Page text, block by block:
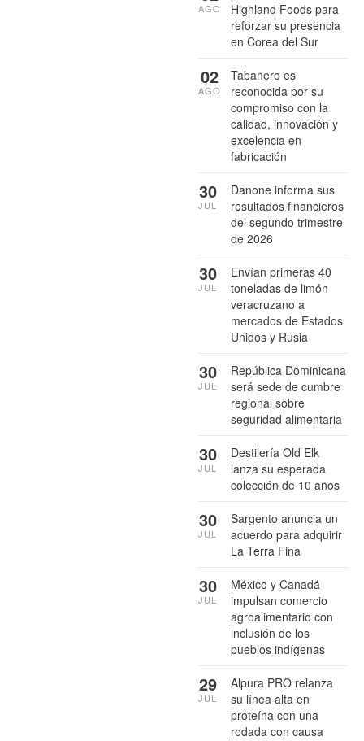
Highland Foods para
reforzar su presencia
en Corea del Sur
AGO
Tabañero es
reconocida por su
compromiso con la
calidad, innovación y
excelencia en
fabricación
02
AGO
Danone informa sus
resultados financieros
del segundo trimestre
de 2026
30
JUL
Envían primeras 40
toneladas de limón
veracruzano a
mercados de Estados
Unidos y Rusia
30
JUL
República Dominicana
será sede de cumbre
regional sobre
seguridad alimentaria
30
JUL
Destilería Old Elk
lanza su esperada
colección de 10 años
30
JUL
Sargento anuncia un
acuerdo para adquirir
La Terra Fina
30
JUL
México y Canadá
impulsan comercio
agroalimentario con
inclusión de los
pueblos indígenas
30
JUL
Alpura PRO relanza
su línea alta en
proteína con una
rodada con causa
29
JUL